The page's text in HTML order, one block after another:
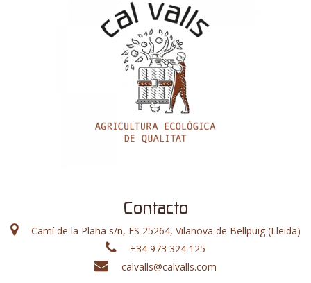
Contacto
Camí de la Plana s/n, ES 25264, Vilanova de Bellpuig (Lleida)
+34 973 324 125
calvalls@calvalls.com